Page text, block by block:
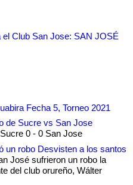
Club San Jose: SAN JOSÉ
Fecha 5, Torneo 2021
de Sucre vs San Jose
0 - 0 San Jose
un robo Desvisten a los santos
José sufrieron un robo la
del club orureño, Wálter